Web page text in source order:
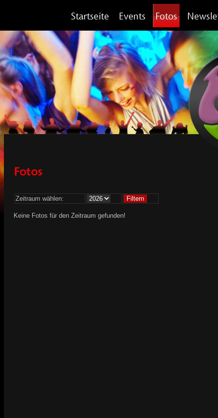
Zeitraum wählen:
Keine Fotos für den Zeitraum gefunden!